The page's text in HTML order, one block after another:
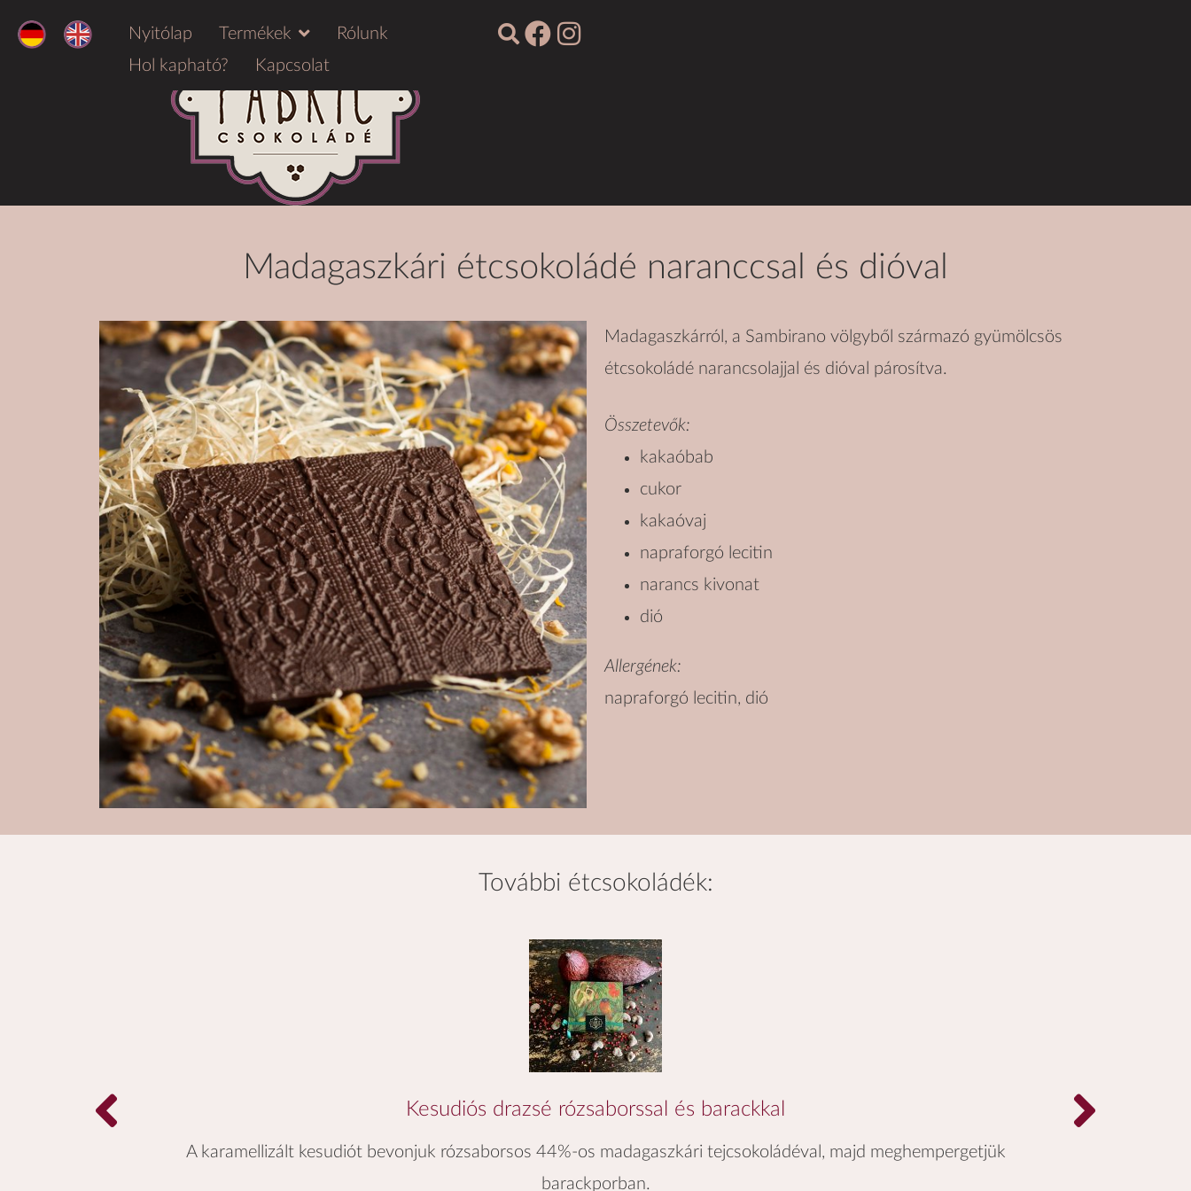
Nyitólap Termékek
Rólunk
Hol kapható?
Kapcsolat
Madagaszkári étcsokoládé naranccsal és dióval
Madagaszkárról, a Sambirano völgyből származó gyümölcsös
étcsokoládé narancsolajjal és dióval párosítva.
Összetevők:
kakaóbab
cukor
kakaóvaj
napraforgó lecitin
narancs kivonat
dió
Allergének:
napraforgó lecitin, dió
további étcsokoládék:
Kesudiós drazsé rózsaborssal és barackkal
A karamellizált kesudiót bevonjuk rózsaborsos 44%-os madagaszkári tejcsokoládéval, majd meghempergetjük
barackporban.